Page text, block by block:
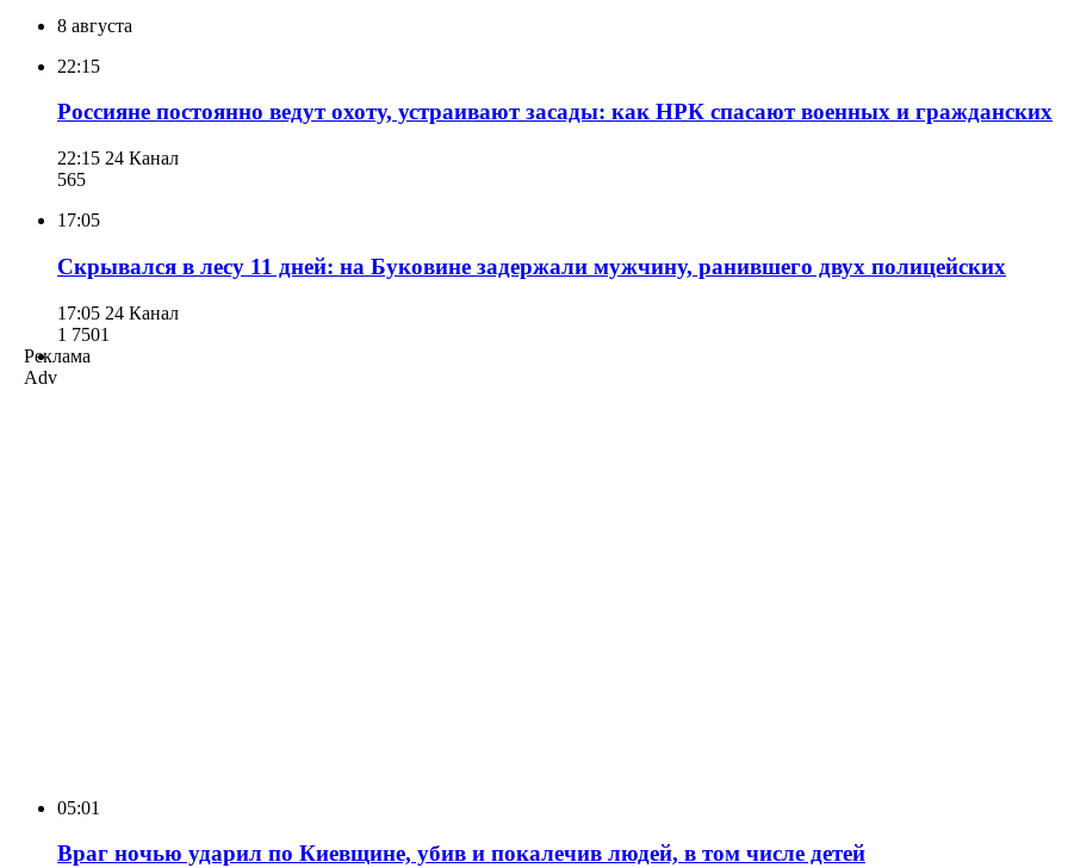
8 августа
22:15
Россияне постоянно ведут охоту, устраивают засады: как НРК спасают военных и гражданских
22:15 24 Канал
565
17:05
Скрывался в лесу 11 дней: на Буковине задержали мужчину, ранившего двух полицейских
17:05 24 Канал
1 7501
Реклама
Adv
05:01
Враг ночью ударил по Киевщине, убив и покалечив людей, в том числе детей